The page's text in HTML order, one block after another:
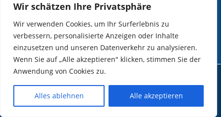
Wir schätzen Ihre Privatsphäre
Wir verwenden Cookies, um Ihr Surferlebnis zu
verbessern, personalisierte Anzeigen oder Inhalte
einzusetzen und unseren Datenverkehr zu analysieren.
Wenn Sie auf „Alle akzeptieren" klicken, stimmen Sie der
Anwendung von Cookies zu.
Alles ablehnen Alle akzeptieren
Datenschutzerklärung
Impressum
© messerausch. Alle Rechte vorbehalten.